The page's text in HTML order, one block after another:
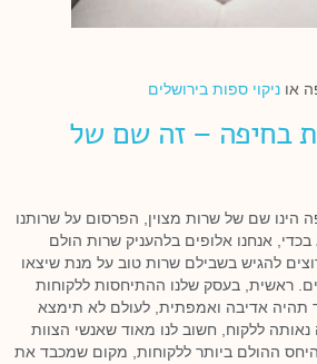
או ניקוי ספות בירושלים
בחיפה – זה שם של
הינו שם של שרות מצוין, הפרסום על שרותנו
בכדי, אנחנו אלופים בלהעניק שרות הולם
להגיש בשבילם שרות טוב על מנת שיצאו
ראשית, בעסק שלנו ההתיחסות ללקוחות
תהיה אדיבה ואמפתית, לעולם לא תימצא
ללקוח, חשוב לנו מאוד שאנשי הצוות
היחס ההולם ביותר ללקוחות, מקום שמכבד את